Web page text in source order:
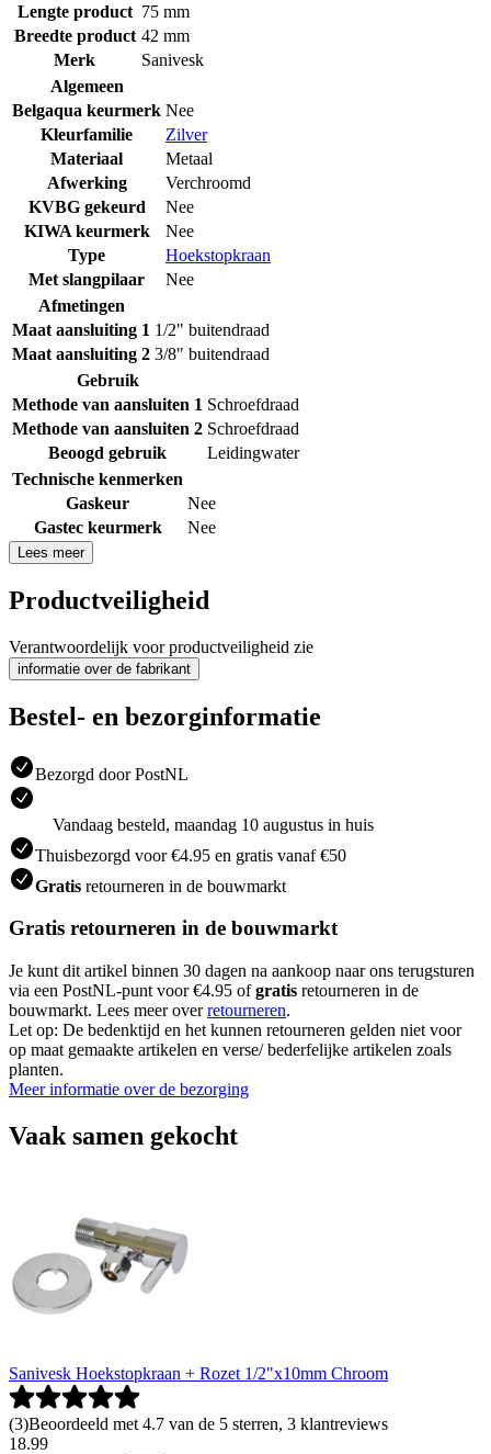
Lengte product 75 mm
Breedte product 42 mm
Merk
Sanivesk
Algemeen
Belgaqua keurmerk Nee
Kleurfamilie
Zilver
Materiaal
Metaal
Afwerking
Verchroomd
KVBG gekeurd
Nee
KIWA keurmerk
Nee
Type
Hoekstopkraan
Met slangpilaar
Nee
Afmetingen
Maat aansluiting 1 1/2" buitendraad
Maat aansluiting 2 3/8" buitendraad
Gebruik
Methode van aansluiten 1 Schroefdraad
Methode van aansluiten 2 Schroefdraad
Beoogd gebruik
Leidingwater
Technische kenmerken
Gaskeur
Nee
Gastec keurmerk
Nee
Lees meer
Productveiligheid
Verantwoordelijk voor productveiligheid zie
informatie over de fabrikant
Bestel- en bezorginformatie
Bezorgd door PostNL
Vandaag besteld, maandag 10 augustus in huis
Thuisbezorgd voor €4.95 en gratis vanaf €50
Gratis retourneren in de bouwmarkt
Gratis retourneren in de bouwmarkt
Je kunt dit artikel binnen 30 dagen na aankoop naar ons terugsturen
via een PostNL-punt voor €4.95 ofgratis retourneren in de
bouwmarkt. Lees meer overretourneren.
Let op: De bedenktijd en het kunnen retourneren gelden niet voor
op maat gemaakte artikelen en verse/ bederfelijke artikelen zoals
planten.
Meer informatie over de bezorging
Vaak samen gekocht
Sanivesk Hoekstopkraan + Rozet 1/2"x10mm Chroom
(3)Beoordeeld met 4.7 van de 5 sterren, 3 klantreviews
18.99